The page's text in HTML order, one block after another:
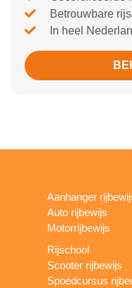
Betrouwbare
In heel
Aanhanger
Auto rijbewijs
Motorrijbewijs
Rijschool
Scooter rijbewijs
Spoedcursus